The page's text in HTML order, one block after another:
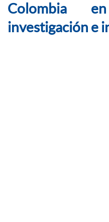
Colombia
investigación e